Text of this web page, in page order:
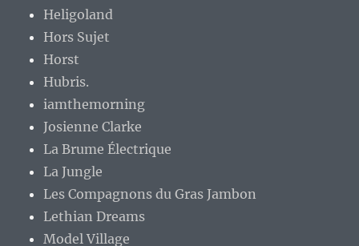
Heligoland
Hors Sujet
Horst
Hubris.
iamthemorning
Josienne Clarke
La Brume Électrique
La Jungle
Les Compagnons du Gras Jambon
Lethian Dreams
Model Village